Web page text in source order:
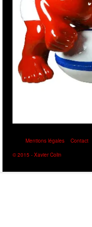
Mentions légales
Contact
© 2015 - Xavier Colin